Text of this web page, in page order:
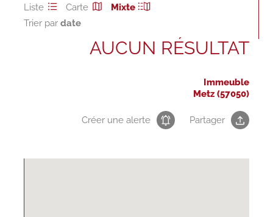
Liste Carte
Mixte
Trier par
AUCUN RÉSULTAT
Immeuble
Metz (57050)
Créer une alerte Partager